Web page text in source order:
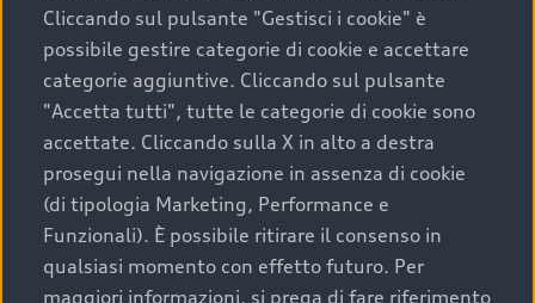
Scegliere un’auto usata è una decisione che coniuga
convenienza, affidabilità e sostenibilità. Per fare un
acquisto sicuro, è essenziale considerare aspetti
determinanti come la garanzia inclusa e l’affidabilità del
marchio. Audi offre l’auto usata perfetta tramite Audi
Prima Scelta :plus
Cosa sapere prima di
Cliccando sul pulsante "Gestisci i cookie" è
possibile gestire categorie di cookie e accettare
categorie aggiuntive. Cliccando sul pulsante
"Accetta tutti", tutte le categorie di cookie sono
accettate. Cliccando sulla X in alto a destra
prosegui nella navigazione in assenza di cookie
(di tipologia Marketing, Performance e
Funzionali). È possibile ritirare il consenso in
qualsiasi momento con effetto futuro. Per
maggiori informazioni, si prega di fare riferimento